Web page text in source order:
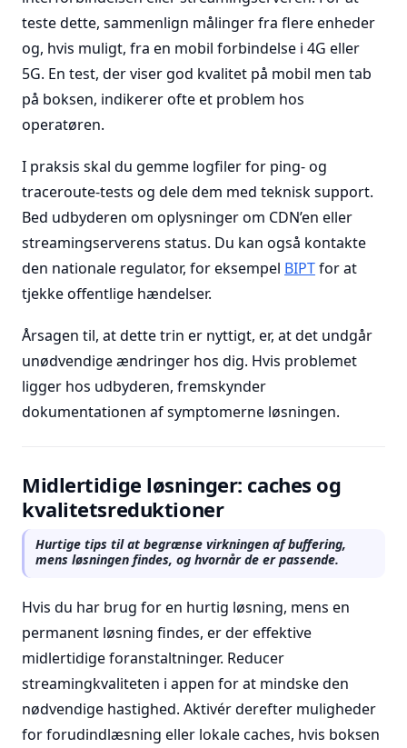
teste dette, sammenlign målinger fra flere enheder
og, hvis muligt, fra en mobil forbindelse i 4G eller
5G. En test, der viser god kvalitet på mobil men tab
på boksen, indikerer ofte et problem hos
operatøren.
I praksis skal du gemme logfiler for ping- og
traceroute-tests og dele dem med teknisk support.
Bed udbyderen om oplysninger om CDN’en eller
streamingserverens status. Du kan også kontakte
den nationale regulator, for eksempel BIPTfor at
tjekke offentlige hændelser.
Årsagen til, at dette trin er nyttigt, er, at det undgår
unødvendige ændringer hos dig. Hvis problemet
ligger hos udbyderen, fremskynder
dokumentationen af symptomerne løsningen.
Midlertidige løsninger: caches og
kvalitetsreduktioner
Hurtige tips til at begrænse virkningen af buffering,
mens løsningen findes, og hvornår de er passende.
Hvis du har brug for en hurtig løsning, mens en
permanent løsning findes, er der effektive
midlertidige foranstaltninger. Reducer
streamingkvaliteten i appen for at mindske den
nødvendige hastighed. Aktivér derefter muligheder
for forudindlæsning eller lokale caches, hvis boksen